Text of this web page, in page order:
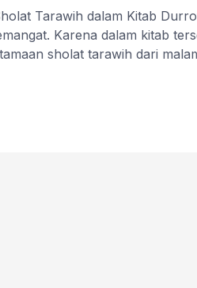
Tarawih dalam Kitab
Karena dalam kitab
sholat tarawih dari
saya masih anak-anak,
tarawih sering
ketika malam Nuzulul